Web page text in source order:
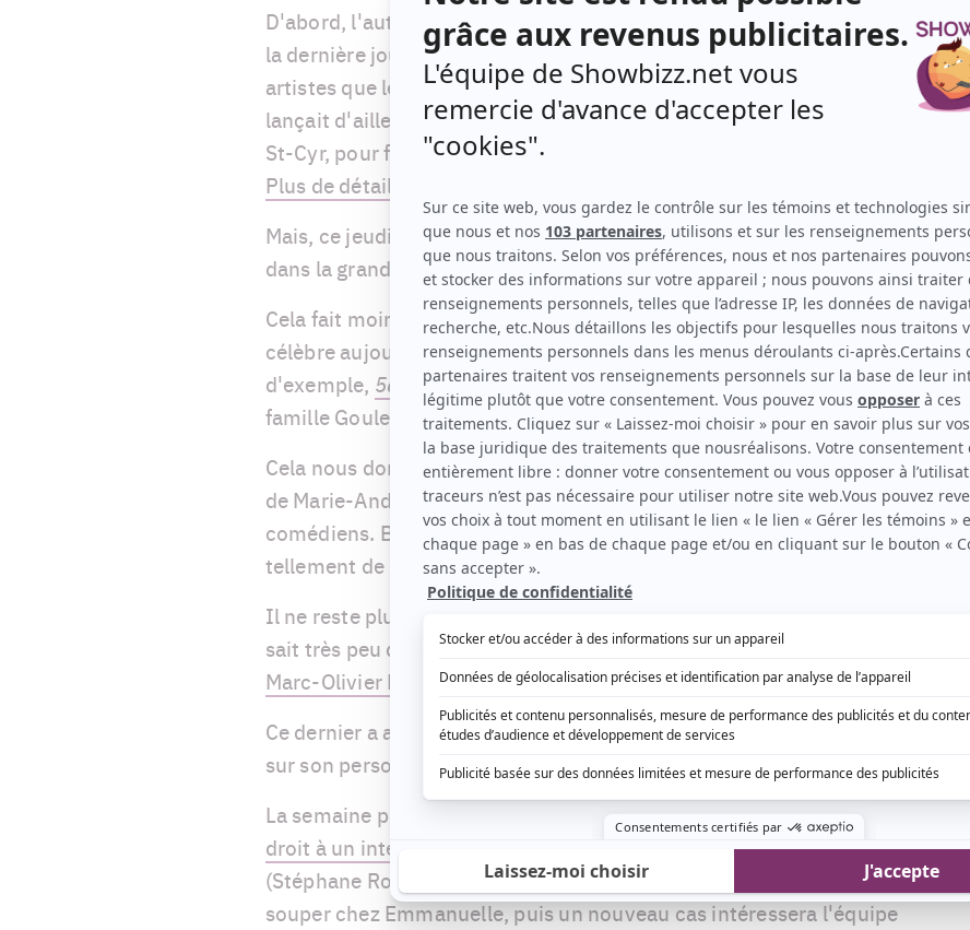
D'abord, l'autrice Marie-Andrée Labbé a traversé cette étape, puis il y a eu
la dernière journée de tournage de la première saison, qui a ému autant les
artistes que les artisans. Lou-Pascal Tremblay, alias Jacob Faubert,
lançait d'ailleurs des fleurs à Suzanne Clément, interprète d'Emmanuelle
St-Cyr, pour finir en congratulations généralisées sur les réseaux sociaux.
Plus de détails ici
Mais, ce jeudi, discrètement, la production a vécu un autre point tournant
dans la grande histoire de la série, alors qu'était diffusé le 100e épisode.
Cela fait moins d'un an qu'on suit les personnages de St-Vincent et on
célèbre aujourd'hui sa 100e, c'est quand même épatant! À titre
d'exemple, 5e rangfêtait le même anniversaire récemment, et on suit la
famille Goulet depuis cinq ans maintenant.
Cela nous donne envie d'acclamer d'autant plus le travail époustouflant
de Marie-Andrée Labbé et sa formidable équipe de comédiennes et
comédiens. Bravo et merci pour ce divertissement quotidien qui nous fait
tellement de bien!
Il ne reste plus que quatre semaines avant la grande finale de
sait très peu de choses sur celle-ci, maisAnglesh Major, qui prête vie à
Marc-Olivier Morin, nous promettait récemment ceci.
Ce dernier a aussi répondu à une question que bien des
se posaient
sur son personnage.La réponse ici.
La semaine prochaine dans
Julie Faubert (Isabelle Brouillette) aura
droit à un interrogatoire serré
. Aussi, Isabelle (Geneviève Schmidt), Éric
(Stéphane Rousseau) et Philippe (Patrick Labbé) se réuniront pour un
souper chez Emmanuelle, puis un nouveau cas intéressera l'équipe